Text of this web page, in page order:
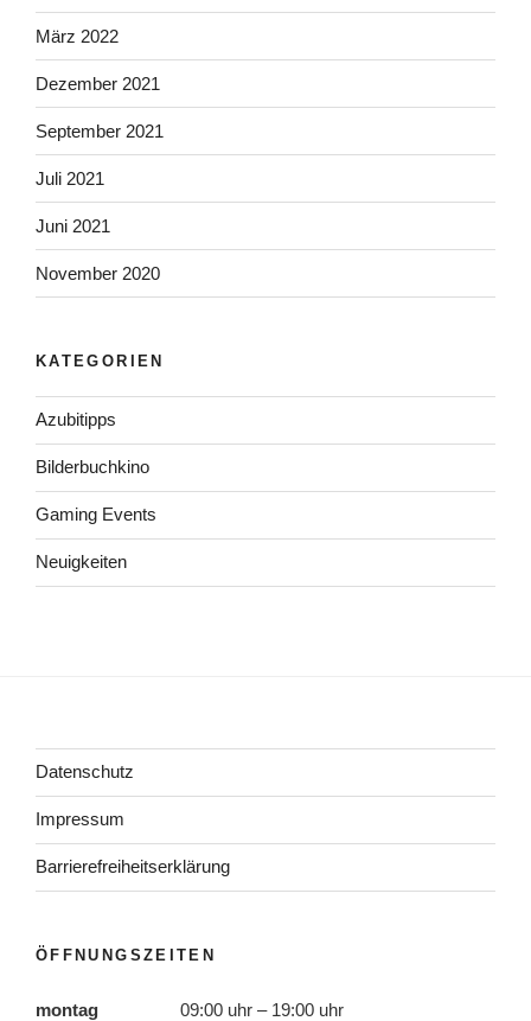
März 2022
Dezember 2021
September 2021
Juli 2021
Juni 2021
November 2020
KATEGORIEN
Azubitipps
Bilderbuchkino
Gaming Events
Neuigkeiten
Datenschutz
Impressum
Barrierefreiheitserklärung
ÖFFNUNGSZEITEN
montag 09:00 uhr – 19:00 uhr